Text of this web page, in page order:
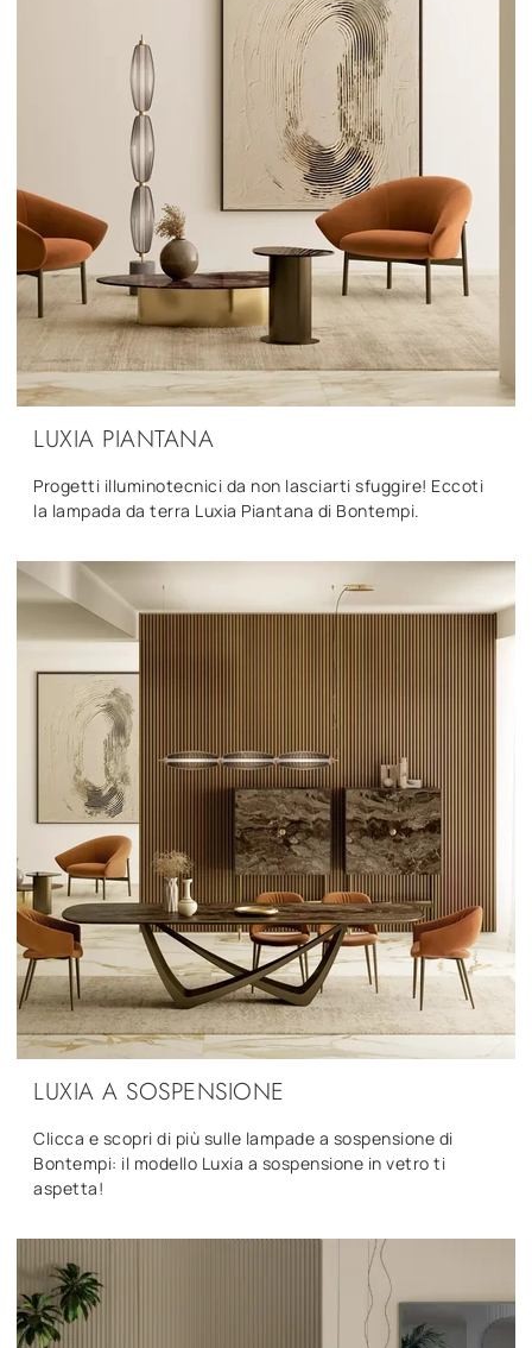
LUXIA PIANTANA
Progetti illuminotecnici da non lasciarti sfuggire! Eccoti
la lampada da terra Luxia Piantana di Bontempi.
LUXIA A SOSPENSIONE
Clicca e scopri di più sulle lampade a sospensione di
Bontempi: il modello Luxia a sospensione in vetro ti
aspetta!